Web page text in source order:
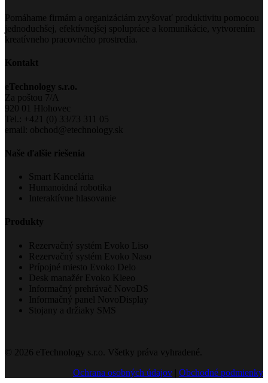
Pomáhame firmám a organizáciám zvyšovať produktivitu pomocou
jednoduchšej, efektívnejšej spolupráce a komunikácie, vytvorením
kreatívneho pracovného prostredia.
Kontakt
eTechnology s.r.o.
Za poštou 7/A
920 01 Hlohovec
Tel.: +421 (0) 33/73 311 05
email: obchod@etechnology.sk
Naše ďalšie riešenia
Smart Kancelária
Humanoidná robotika
Interaktívne hlasovanie
Produkty
Rezervačný systém Evoko Liso
Rezervačný systém Evoko Naso
Prípojné miesto Evoko Delo
Desk manažér Evoko Kleeo
Informačný prehrávač NovoDS
Informačný panel NovoDisplay
Stojany a držiaky SMS
© 2026 eTechnology s.r.o. Všetky práva vyhradené.
Ochrana osobných údajov
Obchodné podmienky